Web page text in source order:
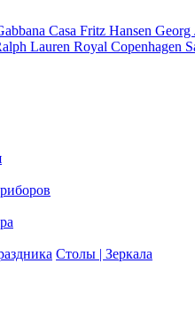
Casa Fritz Hansen Georg
Lauren Royal Copenhagen
Столы | Зеркала